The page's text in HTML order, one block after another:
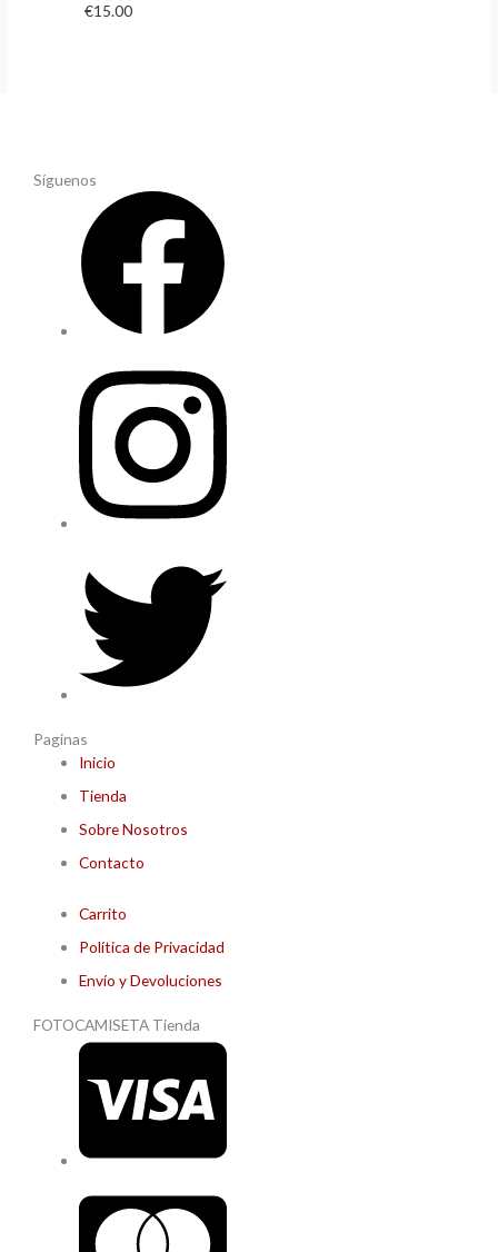
€15.00
Síguenos
Paginas
Inicio
Tienda
Sobre Nosotros
Contacto
Carrito
Política de Privacidad
Envío y Devoluciones
FOTOCAMISETA Tienda